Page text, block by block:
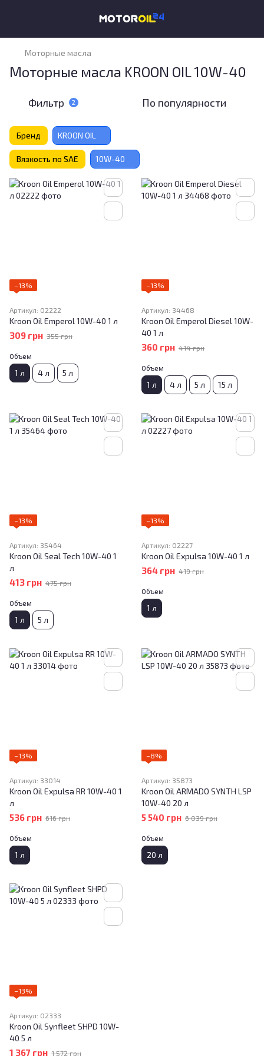
Моторные масла
Моторные масла KROON OIL 10W-40
Фильтр 2 По популярности
Бренд KROON OIL
Вязкость по SAE 10W-40
−13%
Артикул: 02222
Kroon Oil Emperol 10W-40 1 л
309 грн 355 грн
Объем
1 л 4 л 5 л
−13%
Артикул: 34468
Kroon Oil Emperol Diesel 10W-
40 1 л
360 грн 414 грн
Объем
1 л 4 л 5 л 15 л
−13%
Артикул: 35464
Kroon Oil Seal Tech 10W-40 1
л
413 грн 475 грн
Объем
1 л 5 л
−13%
Артикул: 02227
Kroon Oil Expulsa 10W-40 1 л
364 грн 419 грн
Объем
1 л
−13%
Артикул: 33014
Kroon Oil Expulsa RR 10W-40 1
л
536 грн 616 грн
Объем
1 л
−8%
Артикул: 35873
Kroon Oil ARMADO SYNTH LSP
10W-40 20 л
5 540 грн 6 039 грн
Объем
20 л
−13%
Артикул: 02333
Kroon Oil Synfleet SHPD 10W-
40 5 л
1 367 грн 1 572 грн